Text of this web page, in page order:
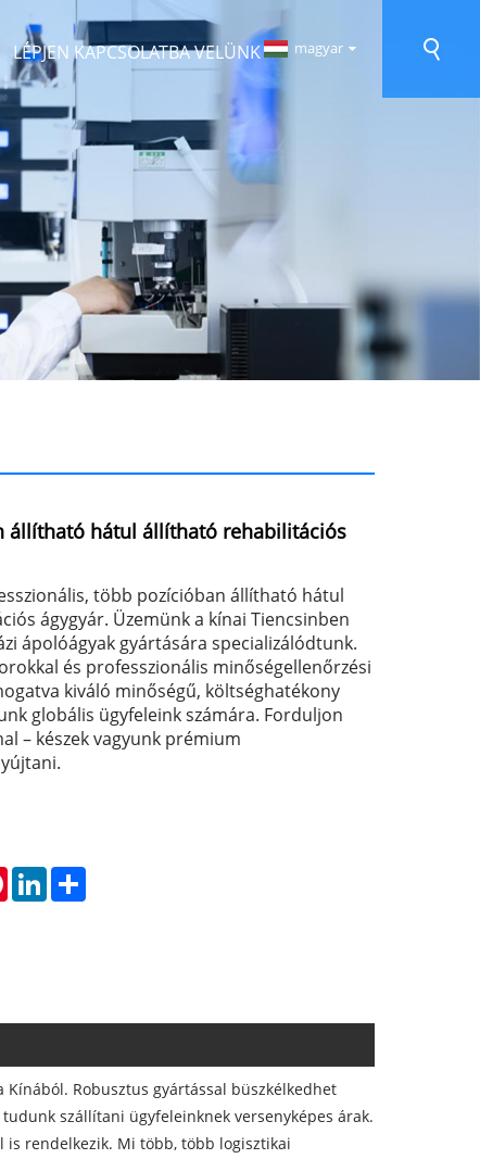
LÉPJEN KAPCSOLATBA VELÜNK magyar
állítható hátul állítható rehabilitációs
több pozícióban állítható hátul
ágygyár. Üzemünk a kínai Tiencsinben
ápolóágyak gyártására specializálódtunk.
és professzionális minőségellenőrzési
kiváló minőségű, költséghatékony
globális ügyfeleink számára. Forduljon
– készek vagyunk prémium
PinterestLinkedInShare
Robusztus gyártással büszkélkedhet
szállítani ügyfeleinknek versenyképes árak.
rendelkezik. Mi több, több logisztikai